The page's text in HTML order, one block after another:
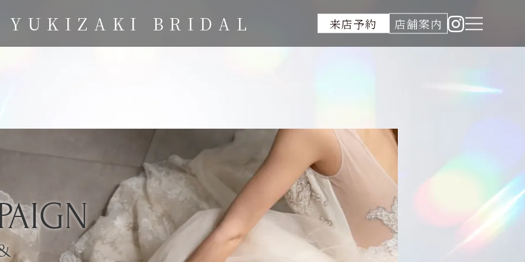
YUKIZAKI BRIDAL 来店予約 店舗案内